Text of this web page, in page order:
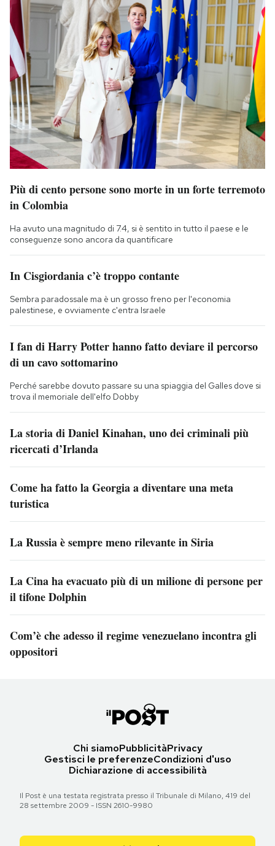
Più di cento persone sono morte in un forte terremoto
in Colombia
Ha avuto una magnitudo di 7.4, si è sentito in tutto il paese e le
conseguenze sono ancora da quantificare
In Cisgiordania c’è troppo contante
Sembra paradossale ma è un grosso freno per l'economia
palestinese, e ovviamente c'entra Israele
I fan di Harry Potter hanno fatto deviare il percorso
di un cavo sottomarino
Perché sarebbe dovuto passare su una spiaggia del Galles dove si
trova il memoriale dell'elfo Dobby
La storia di Daniel Kinahan, uno dei criminali più
ricercati d’Irlanda
Come ha fatto la Georgia a diventare una meta
turistica
La Russia è sempre meno rilevante in Siria
La Cina ha evacuato più di un milione di persone per
il tifone Dolphin
Com’è che adesso il regime venezuelano incontra gli
oppositori
Chi siamoPubblicitàPrivacy
Gestisci le preferenzeCondizioni d'uso
Dichiarazione di accessibilità
Il Post è una testata registrata presso il Tribunale di Milano, 419 del
28 settembre 2009 - ISSN 2610-9980